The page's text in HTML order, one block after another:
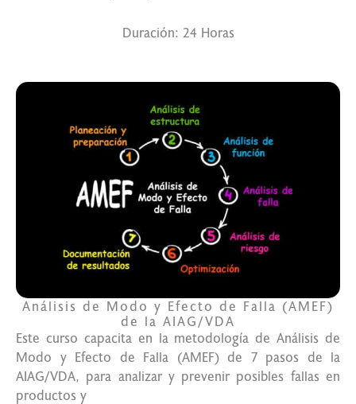
Duración: 24 Horas
Análisis de Modo y Efecto de Falla (AMEF)
de la AIAG/VDA
Este curso capacita en la metodología de Análisis de
Modo y Efecto de Falla (AMEF) de 7 pasos de la
AIAG/VDA, para analizar y prevenir posibles fallas en
productos y